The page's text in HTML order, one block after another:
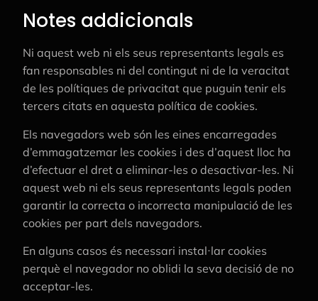
Notes addicionals
Ni aquest web ni els seus representants legals es
fan responsables ni del contingut ni de la veracitat
de les polítiques de privacitat que puguin tenir els
tercers citats en aquesta política de cookies.
Els navegadors web són les eines encarregades
d’emmagatzemar les cookies i des d’aquest lloc ha
d’efectuar el dret a eliminar-les o desactivar-les. Ni
aquest web ni els seus representants legals poden
garantir la correcta o incorrecta manipulació de les
cookies per part dels navegadors.
En alguns casos és necessari instal·lar cookies
perquè el navegador no oblidi la seva decisió de no
acceptar-les.